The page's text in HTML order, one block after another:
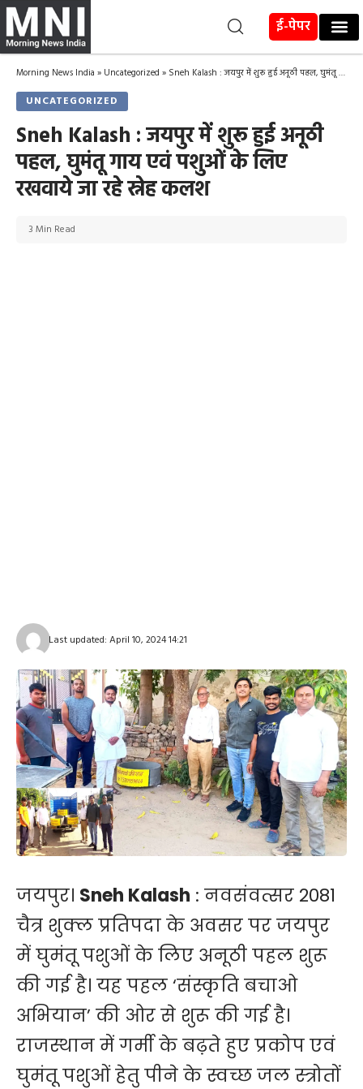
ई-पेपर
Morning News India » Uncategorized » Sneh Kalash : जयपुर में शुरू हुई अनूठी पहल, घुमंतू गाय एवं पशुओं के लिए रखवाये जा रहे स्नेह कलश
UNCATEGORIZED
Sneh Kalash : जयपुर में शुरू हुई अनूठी
पहल, घुमंतू गाय एवं पशुओं के लिए
रखवाये जा रहे स्नेह कलश
Last updated: April 10, 2024 14:21
3 Min Read
जयपुर। Sneh Kalash : नवसंवत्सर 2081
चैत्र शुक्ल प्रतिपदा के अवसर पर जयपुर
में घुमंतू पशुओं के लिए अनूठी पहल शुरू
की गई है। यह पहल ‘संस्कृति बचाओ
अभियान’ की ओर से शुरू की गई है।
राजस्थान में गर्मी के बढ़ते हुए प्रकोप एवं
घुमंतू पशुओं हेतु पीने के स्वच्छ जल स्त्रोतों